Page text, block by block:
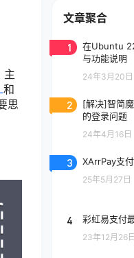
主
和
思
文章聚合
1
在Ubuntu
与功能说明
24年3月20日
2
[解决]智简
的登录问题
24年4月16日
3 XArrPay支
25年5月27日
4 彩虹易支付
23年12月26日